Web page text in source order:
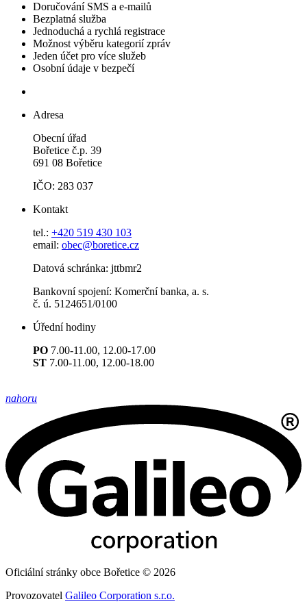
Doručování SMS a e-mailů
Bezplatná služba
Jednoduchá a rychlá registrace
Možnost výběru kategorií zpráv
Jeden účet pro více služeb
Osobní údaje v bezpečí
Adresa
Obecní úřad
Bořetice č.p. 39
691 08 Bořetice
IČO: 283 037
Kontakt
tel.: +420 519 430 103
email: obec@boretice.cz
Datová schránka: jttbmr2
Bankovní spojení: Komerční banka, a. s.
č. ú. 5124651/0100
Úřední hodiny
PO 7.00-11.00, 12.00-17.00
ST 7.00-11.00, 12.00-18.00
nahoru
Oficiální stránky obce Bořetice © 2026
Provozovatel Galileo Corporation s.r.o.